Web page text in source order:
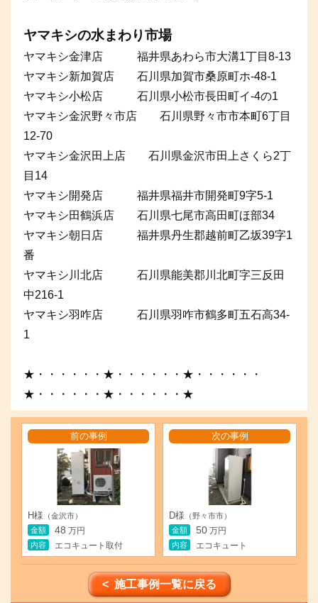
ヤマキシの水まわり市場
ヤマキシ金津店 福井県あわら市大溝1丁目8-13
ヤマキシ新加賀店 石川県加賀市桑原町ホ-48-1
ヤマキシ小松店 石川県小松市長田町イ-4の1
ヤマキシ金沢野々市店 石川県野々市市本町6丁目
12-70
ヤマキシ金沢田上店 石川県金沢市田上さくら2丁
目14
ヤマキシ開発店 福井県福井市開発町9字5-1
ヤマキシ田鶴浜店 石川県七尾市高田町ほ部34
ヤマキシ朝日店 福井県丹生郡越前町乙坂39字1
番
ヤマキシ川北店 石川県能美郡川北町字三反田
中216-1
ヤマキシ羽咋店 石川県羽咋市鶴多町五石高34-
1
★・・・・・・★・・・・・・★・・・・・・
★・・・・・・★・・・・・・★
前の事例
H様 （金沢市）
金額
48 万円
内容
エコキュート取付
次の事例
D様 （野々市市）
金額
50 万円
内容
エコキュート
< 施工事例一覧に戻る